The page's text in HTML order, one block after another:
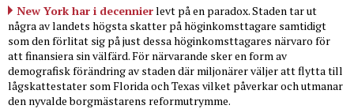
New York har i decennierlevt på en paradox. Staden tar ut
några av landets högsta skatter på höginkomsttagare samtidigt
som den förlitat sig på just dessa höginkomsttagares närvaro för
att finansiera sin välfärd. För närvarande sker en form av
demografisk förändring av staden där miljonärer väljer att flytta till
lågskattestater som Florida och Texas vilket påverkar och utmanar
den nyvalde borgmästarens reformutrymme.